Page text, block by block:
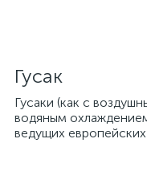
Гусак
Гусаки (как с
водяным
ведущих